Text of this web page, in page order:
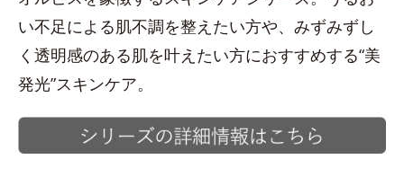
い不足による肌不調を整えたい方や、みずみずし
く透明感のある肌を叶えたい方におすすめする“美
発光”スキンケア。